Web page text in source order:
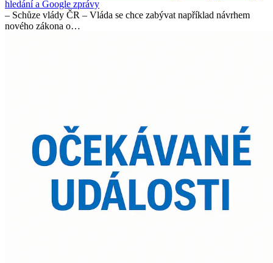
hledání a Google zprávy
– Schůze vlády ČR – Vláda se chce zabývat například návrhem
nového zákona o…